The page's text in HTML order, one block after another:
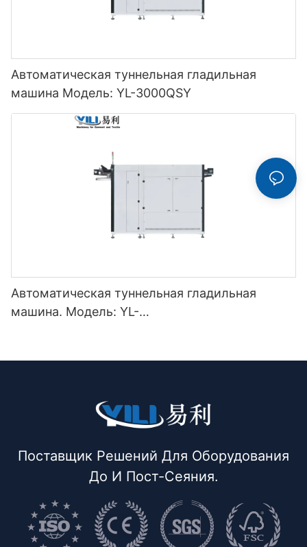
Автоматическая туннельная гладильная
машина Модель: YL-3000QSY
Автоматическая туннельная гладильная
машина. Модель: YL-
Поставщик Решений Для Оборудования
До И Пост-Сеяния.